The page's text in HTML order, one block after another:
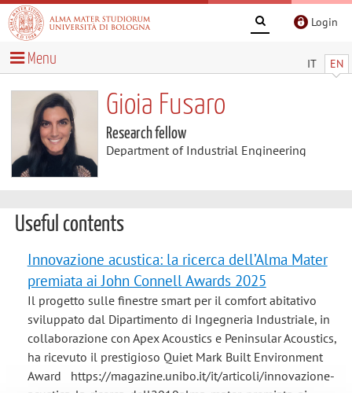
Login
IT EN
Menu
Gioia Fusaro
Research fellow
Department of Industrial Engineering
Useful contents
Innovazione acustica: la ricerca dell’Alma Mater
premiata ai John Connell Awards 2025
Il progetto sulle finestre smart per il comfort abitativo
sviluppato dal Dipartimento di Ingegneria Industriale, in
collaborazione con Apex Acoustics e Peninsular Acoustics,
ha ricevuto il prestigioso Quiet Mark Built Environment
Award https://magazine.unibo.it/it/articoli/innovazione-